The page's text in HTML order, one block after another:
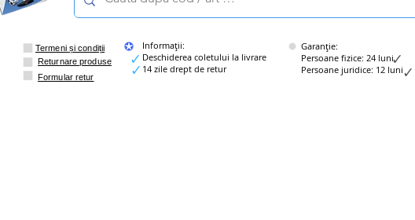
Termeni și condiții
Returnare produse
Formular retur
Informații:
Deschiderea coletului la livrare
14 zile drept de retur
Garanție:
Persoane fizice: 24 luni
Persoane juridice: 12 luni